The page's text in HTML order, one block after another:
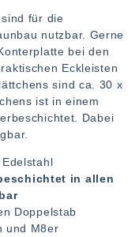
für die
nutzbar. Gerne
bei den
Eckleisten
sind ca. 30 x
ist in einem
Dabei
in allen
Doppelstab
und M8er